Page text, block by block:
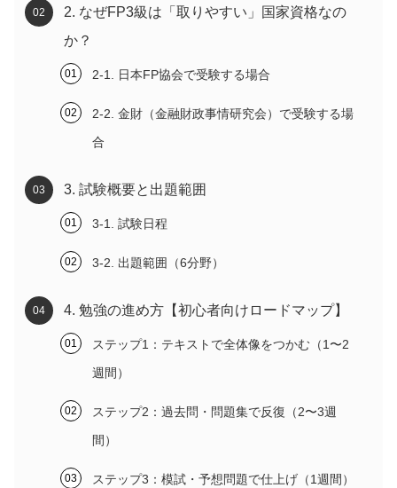
2. なぜFP3級は「取りやすい」国家資格なの
か？
2-1. 日本FP協会で受験する場合
2-2. 金財（金融財政事情研究会）で受験する場
合
3. 試験概要と出題範囲
3-1. 試験日程
3-2. 出題範囲（6分野）
4. 勉強の進め方【初心者向けロードマップ】
ステップ1：テキストで全体像をつかむ（1〜2
週間）
ステップ2：過去問・問題集で反復（2〜3週
間）
ステップ3：模試・予想問題で仕上げ（1週間）